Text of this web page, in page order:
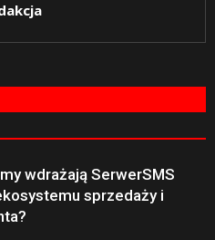
wdrażają SerwerSMS
sprzedaży i